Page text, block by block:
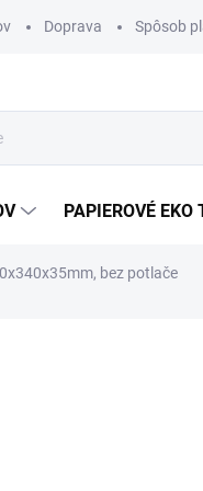
Doprava Spôsob
PAPIEROVÉ EKO
bez potlače